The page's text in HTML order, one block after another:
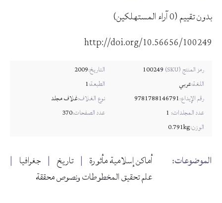
بدون تقييم(
0آراء المستهلكين)
http://doi.org/10.56656/100249
رمز المنتج (SKU) 100249 التاريخ:2009
اللغة:عربي الطبعة:1
رقم الإيداع:9781788146791 نوع الغلاف:غلاف مجلد
عدد المجلدات: 1 عدد الصفحات:370
الوزن:0.791kg
الموضوعات: أماكن إسلامية مأثورة تاريخ
جغرافيا
علم تحقيق المخطوطات ونصوص محققة